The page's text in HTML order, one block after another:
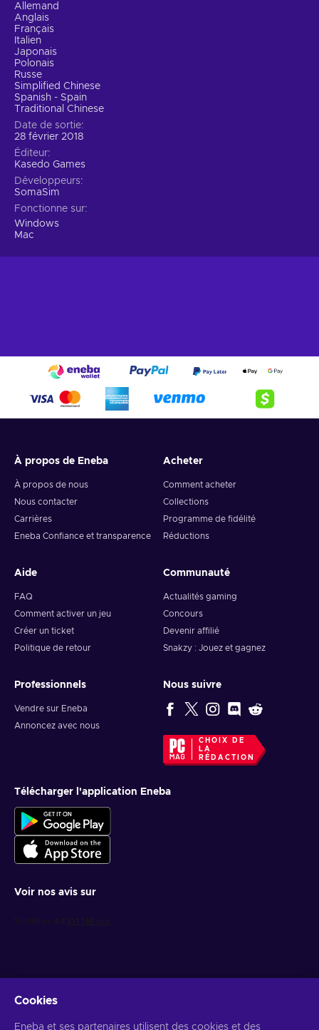
Allemand
Anglais
Français
Italien
Japonais
Polonais
Russe
Simplified Chinese
Spanish - Spain
Traditional Chinese
Date de sortie
28 février 2018
Éditeur
Kasedo Games
Développeurs
SomaSim
Fonctionne sur
Windows
Mac
À propos de Eneba
À propos de nous
Nous contacter
Carrières
Eneba Confiance et transparence
Acheter
Comment acheter
Collections
Programme de fidélité
Réductions
Aide
FAQ
Comment activer un jeu
Créer un ticket
Politique de retour
Communauté
Actualités gaming
Concours
Devenir affilié
Snakzy : Jouez et gagnez
Professionnels
Vendre sur Eneba
Annoncez avec nous
Nous suivre
CHOIX DE
LA
RÉDACTION
Télécharger l'application Eneba
Voir nos avis sur
Cookies
Eneba et ses partenaires utilisent des cookies et des